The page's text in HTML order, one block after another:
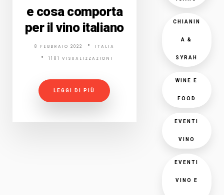
e cosa comporta
per il vino italiano
8 FEBBRAIO 2022 ITALIA
1181 VISUALIZZAZIONI
LEGGI DI PIÙ
CHIANIN
A &
SYRAH
WINE E
FOOD
EVENTI
VINO
EVENTI
VINO E